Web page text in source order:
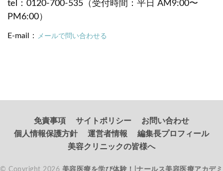
tel：0120-700-535（受付時間：平日 AM9:00〜
PM6:00）
E-mail： メールで問い合わせる
免責事項 サイトポリシー
お問い合わせ
個人情報保護方針
運営者情報
編集長プロフィール
美容クリニックの皆様へ
© Copyright 2026 美容医療を学び体験！|ナールス美容医療アカデミ